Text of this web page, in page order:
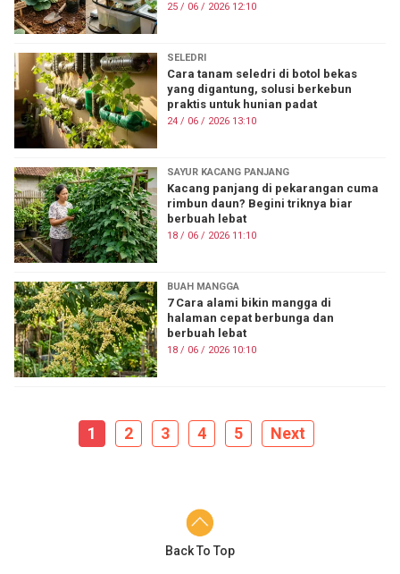
25 / 06 / 2026 12:10
SELEDRI
Cara tanam seledri di botol bekas
yang digantung, solusi berkebun
praktis untuk hunian padat
24 / 06 / 2026 13:10
SAYUR KACANG PANJANG
Kacang panjang di pekarangan cuma
rimbun daun? Begini triknya biar
berbuah lebat
18 / 06 / 2026 11:10
BUAH MANGGA
7 Cara alami bikin mangga di
halaman cepat berbunga dan
berbuah lebat
18 / 06 / 2026 10:10
1 2 3 4 5 Next
Back To Top